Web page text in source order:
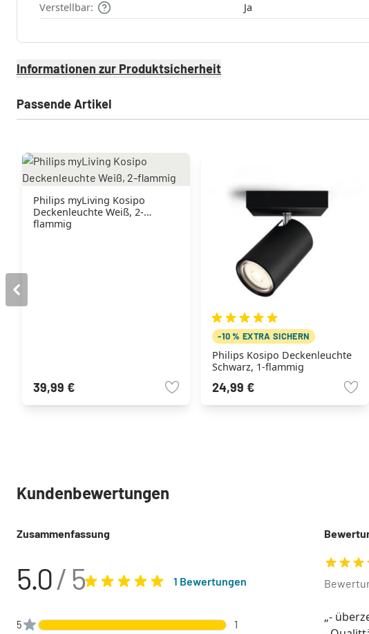
Verstellbar:
Ja
Informationen zur Produktsicherheit
Passende Artikel
Philips myLiving Kosipo
Deckenleuchte Weiß, 2-
flammig
39,99 €
-10 % EXTRA SICHERN
Philips Kosipo Deckenleuchte
Schwarz, 1-flammig
24,99 €
Kundenbewertungen
Zusammenfassung
5.0/ 5 1 Bewertungen
5 1
-